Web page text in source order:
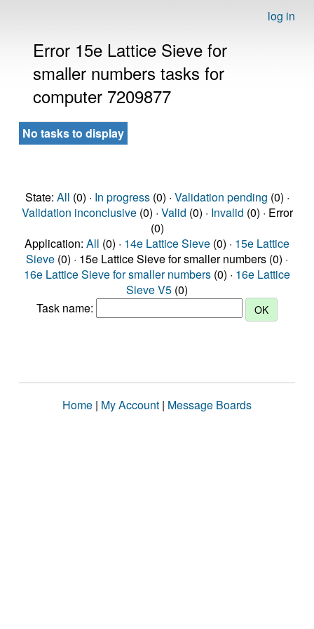
log in
Error 15e Lattice Sieve for
smaller numbers tasks for
computer 7209877
No tasks to display
State: All (0) · In progress(0) · Validation pending (0) ·
Validation inconclusive(0) · Valid (0) · Invalid (0) · Error
(0)
Application: All (0) · 14e Lattice Sieve (0) · 15e Lattice
Sieve (0) · 15e Lattice Sieve for smaller numbers (0) ·
16e Lattice Sieve for smaller numbers (0) · 16e Lattice
Sieve V5 (0)
Task name:
Home | My Account | Message Boards